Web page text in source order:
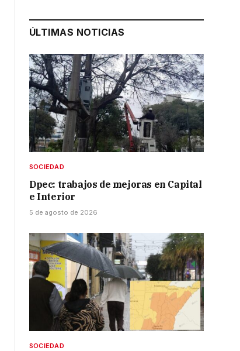
ÚLTIMAS NOTICIAS
SOCIEDAD
Dpec: trabajos de mejoras en Capital
e Interior
5 de agosto de 2026
SOCIEDAD